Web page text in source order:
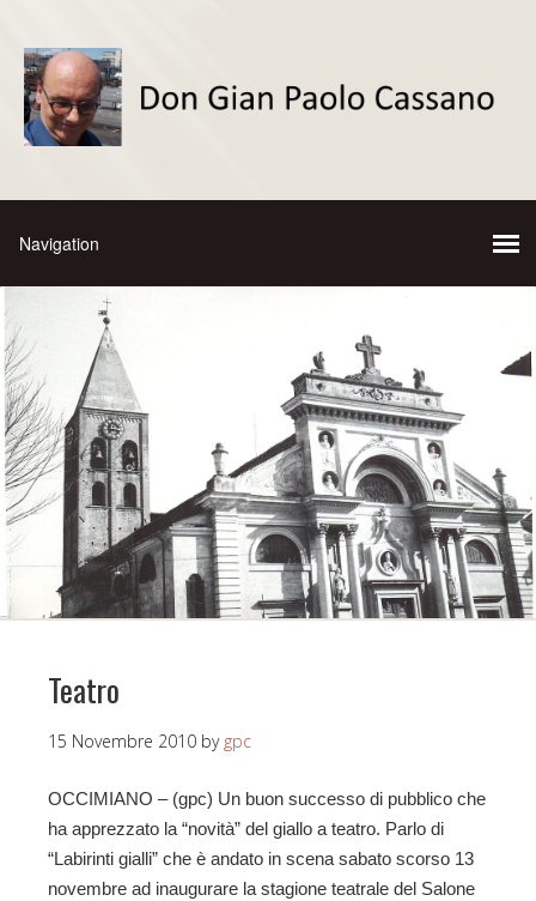
Teatro
15 Novembre 2010 by gpc
OCCIMIANO – (gpc) Un buon successo di pubblico che
ha apprezzato la “novità” del giallo a teatro. Parlo di
“Labirinti gialli” che è andato in scena sabato scorso 13
novembre ad inaugurare la stagione teatrale del Salone